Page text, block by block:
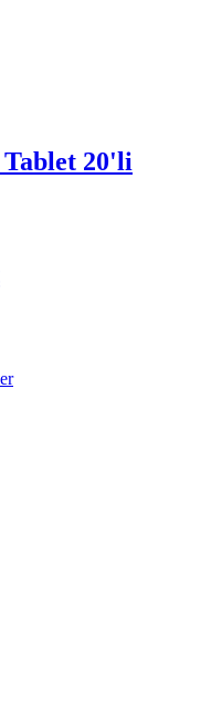
20'li